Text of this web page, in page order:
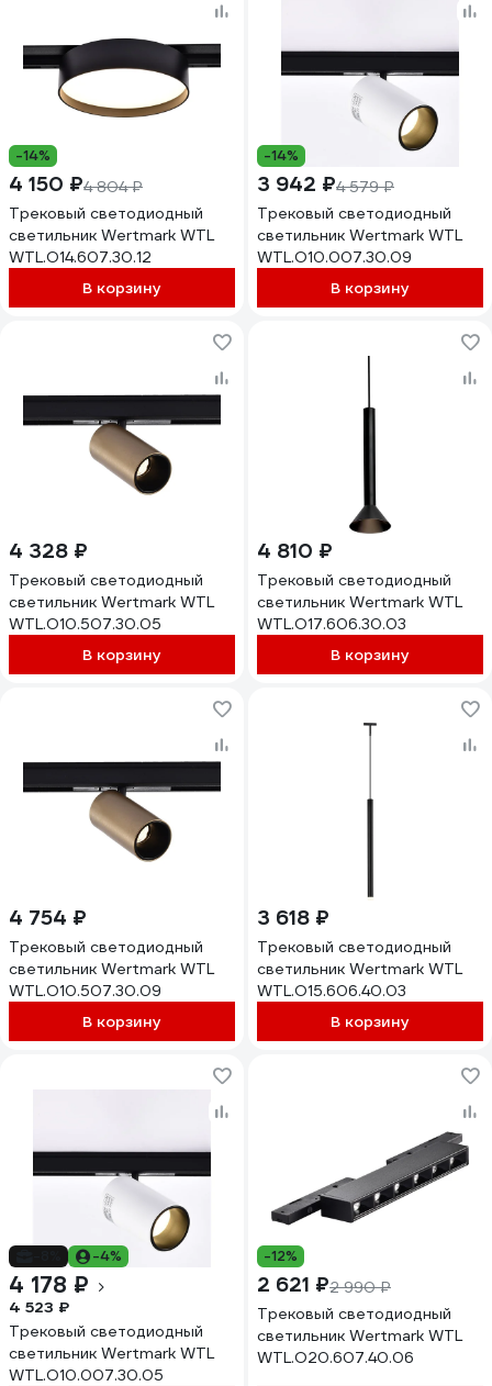
-14%
4 150 ₽4 804 ₽
Трековый светодиодный
светильник Wertmark WTL
WTL.O14.607.30.12
В корзину
-14%
3 942 ₽4 579 ₽
Трековый светодиодный
светильник Wertmark WTL
WTL.O10.007.30.09
В корзину
4 328 ₽
Трековый светодиодный
светильник Wertmark WTL
WTL.O10.507.30.05
В корзину
4 810 ₽
Трековый светодиодный
светильник Wertmark WTL
WTL.O17.606.30.03
В корзину
4 754 ₽
Трековый светодиодный
светильник Wertmark WTL
WTL.O10.507.30.09
В корзину
3 618 ₽
Трековый светодиодный
светильник Wertmark WTL
WTL.O15.606.40.03
В корзину
-4%
4 178 ₽
4 523 ₽
Трековый светодиодный
светильник Wertmark WTL
WTL.O10.007.30.05
-12%
2 621 ₽2 990 ₽
Трековый светодиодный
светильник Wertmark WTL
WTL.O20.607.40.06